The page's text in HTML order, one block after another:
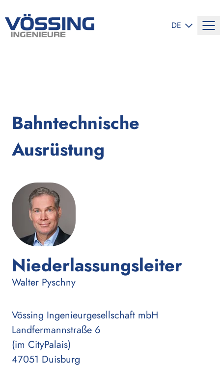
DE
Bahntechnische
Ausrüstung
Niederlassungsleiter:
Walter Pyschny
Vössing Ingenieurgesellschaft mbH
Landfermannstraße 6
(im CityPalais)
47051 Duisburg